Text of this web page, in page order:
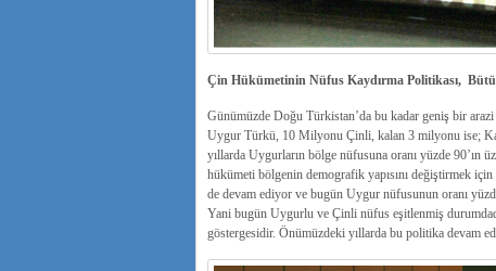
Çin Hükümetinin Nüfus Kaydırma Politikası,
Günümüzde Doğu Türkistan’da bu kadar geniş bir
Uygur Türkü, 10 Milyonu Çinli, kalan 3 milyonu ise;
yıllarda Uygurların bölge nüfusuna oranı yüzde 90’ın
hükümeti bölgenin demografik yapısını değiştirmek
de devam ediyor ve bugün Uygur nüfusunun oranı
Yani bugün Uygurlu ve Çinli nüfus eşitlenmiş
göstergesidir. Önümüzdeki yıllarda bu politika devam